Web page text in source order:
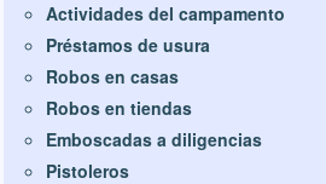
Actividades del campamento
Préstamos de usura
Robos en casas
Robos en tiendas
Emboscadas a diligencias
Pistoleros